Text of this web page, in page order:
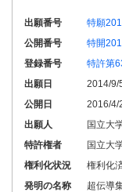
出願番号
特願
公開番号
特開
登録番号
特許第
出願日
2014/9/
公開日
2016/4/
出願人
国立大
特許権者
国立大
権利化状況
権利化
発明の名称
超伝導